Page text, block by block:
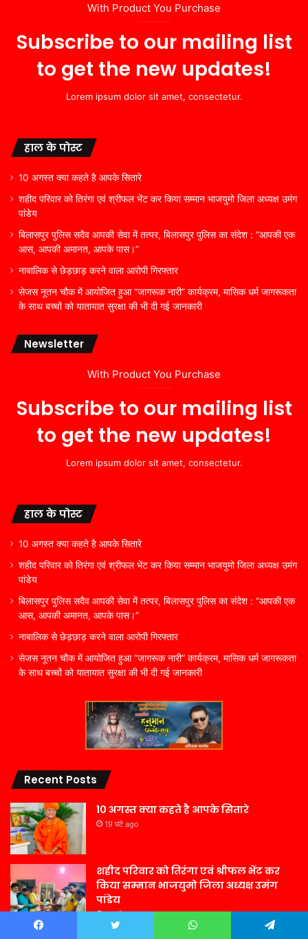
With Product You Purchase
Subscribe to our mailing list
to get the new updates!
Lorem ipsum dolor sit amet, consectetur.
हाल के पोस्ट
10 अगस्त क्या कहते है आपके सितारे
शहीद परिवार को तिरंगा एवं श्रीफल भेंट कर किया सम्मान भाजयुमो जिला अध्यक्ष उमंग
पांडेय
बिलासपुर पुलिस सदैव आपकी सेवा में तत्पर, बिलासपुर पुलिस का संदेश : “आपकी एक
आस, आपकी अमानत, आपके पास।”
नाबालिक से छेड़छाड़ करने वाला आरोपी गिरफ्तार
सेजस नूतन चौक में आयोजित हुआ “जागरूक नारी” कार्यक्रम, मासिक धर्म जागरूकता
के साथ बच्चों को यातायात सुरक्षा की भी दी गई जानकारी
Newsletter
With Product You Purchase
Subscribe to our mailing list
to get the new updates!
Lorem ipsum dolor sit amet, consectetur.
हाल के पोस्ट
10 अगस्त क्या कहते है आपके सितारे
शहीद परिवार को तिरंगा एवं श्रीफल भेंट कर किया सम्मान भाजयुमो जिला अध्यक्ष उमंग
पांडेय
बिलासपुर पुलिस सदैव आपकी सेवा में तत्पर, बिलासपुर पुलिस का संदेश : “आपकी एक
आस, आपकी अमानत, आपके पास।”
नाबालिक से छेड़छाड़ करने वाला आरोपी गिरफ्तार
सेजस नूतन चौक में आयोजित हुआ “जागरूक नारी” कार्यक्रम, मासिक धर्म जागरूकता
के साथ बच्चों को यातायात सुरक्षा की भी दी गई जानकारी
Recent Posts
10 अगस्त क्या कहते है आपके सितारे
19 घंटे ago
शहीद परिवार को तिरंगा एवं श्रीफल भेंट कर
किया सम्मान भाजयुमो जिला अध्यक्ष उमंग
पांडेय
21 घंटे ago